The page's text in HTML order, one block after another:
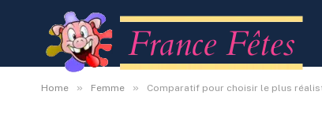
Home » Femme » Comparatif pour choisir le plus
déguisement
By Administrateur 18 septembre 2020